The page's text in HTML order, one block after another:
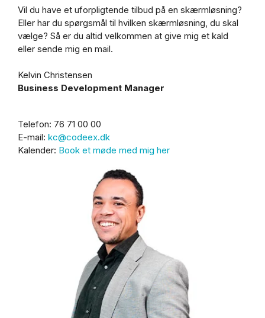
Vil du have et uforpligtende tilbud på en skærmløsning?
Eller har du spørgsmål til hvilken skærmløsning, du skal
vælge? Så er du altid velkommen at give mig et kald
eller sende mig en mail.
Kelvin Christensen
Business Development Manager
Telefon: 76 71 00 00
E-mail: kc@codeex.dk
Kalender: Book et møde med mig her